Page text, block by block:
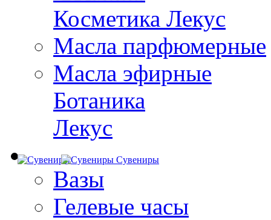
Косметика Лекус
Масла парфюмерные
Масла эфирные
Ботаника
Лекус
Сувениры
Вазы
Гелевые часы